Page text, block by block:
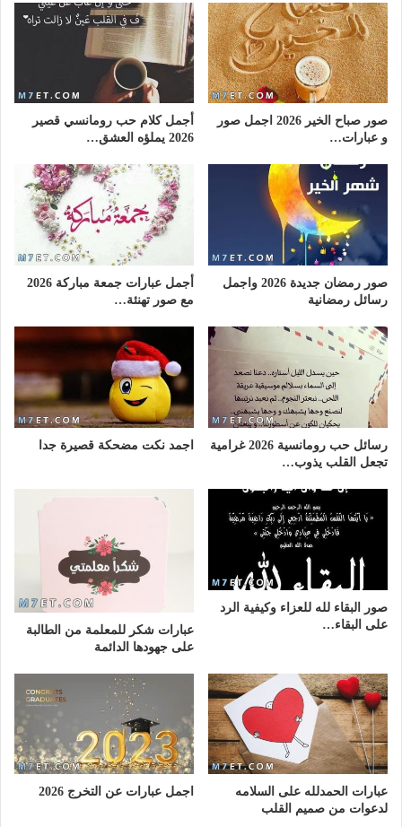
صور صباح الخير 2026 اجمل صور
و عبارات…
أجمل كلام حب رومانسي قصير
2026 يملؤه العشق…
صور رمضان جديدة 2026 واجمل
رسائل رمضانية
أجمل عبارات جمعة مباركة 2026
مع صور تهنئة…
رسائل حب رومانسية 2026 غرامية
تجعل القلب يذوب…
اجمد نكت مضحكة قصيرة جدا
صور البقاء لله للعزاء وكيفية الرد
على البقاء…
عبارات شكر للمعلمة من الطالبة
على جهودها الدائمة
عبارات الحمدلله على السلامه
لدعوات من صميم القلب
اجمل عبارات عن التخرج 2026